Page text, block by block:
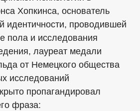
Хопкинса, основатель
идентичности, проводившей
пола и исследования
лауреат медали
от Немецкого общества
исследований
пропагандировал
фраза: